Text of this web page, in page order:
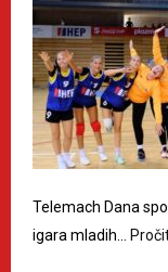
Telemach Dana
igara mladih…